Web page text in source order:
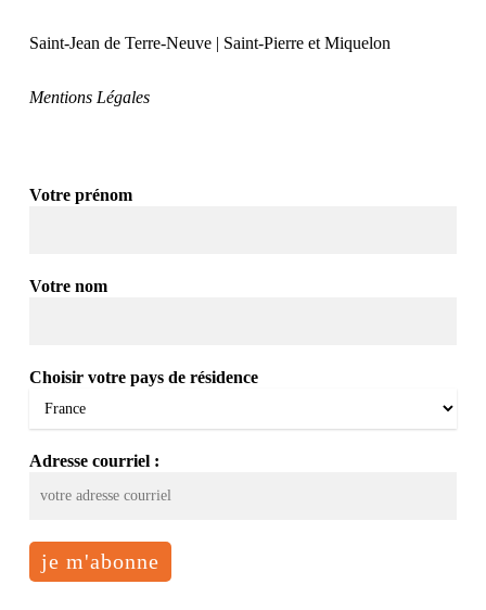
Saint-Jean de Terre-Neuve | Saint-Pierre et Miquelon
Mentions Légales
Votre prénom
Votre nom
Choisir votre pays de résidence
Adresse courriel :